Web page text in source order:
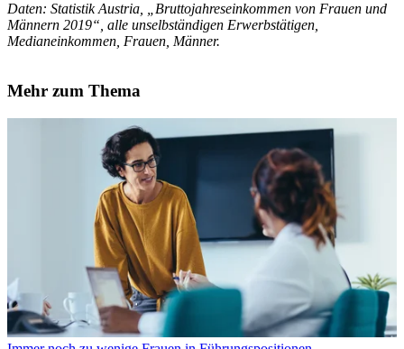
Daten: Statistik Austria, „Bruttojahreseinkommen von Frauen und
Männern 2019“, alle unselbständigen Erwerbstätigen,
Medianeinkommen, Frauen, Männer.
Mehr zum Thema